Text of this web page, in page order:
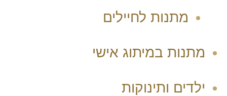
מתנות לחיילים
מתנות במיתוג אישי
ילדים ותינוקות